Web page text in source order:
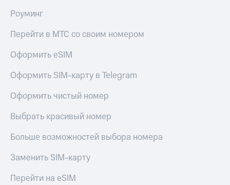
Роуминг
Перейти в МТС со своим номером
Оформить eSIM
Оформить SIM-карту в Telegram
Оформить чистый номер
Выбрать красивый номер
Больше возможностей выбора номера
Заменить SIM-карту
Перейти на eSIM